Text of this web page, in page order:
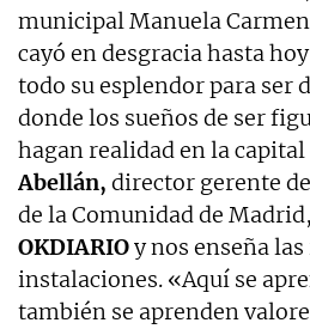
municipal Manuela
cayó en desgracia hasta
todo su esplendor para ser
donde los sueños de ser
hagan realidad en la capital
Abellán, director gerente
de la Comunidad de
OKDIARIOy nos enseña
instalaciones. «Aquí se
también se aprenden